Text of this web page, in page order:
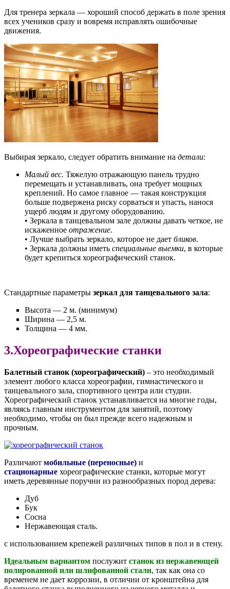
Для тренера зеркала — хороший способ держать в поле зрения
всех учеников сразу и вовремя исправлять ошибочные
движения.
Выбирая зеркало, следует обратить внимание на детали:
Малый вес. Тяжелую отражающую панель трудно
перемещать и устанавливать, она требует мощных
креплений. Но самое главное — такая конструкция
больше подвержена риску сорваться и упасть, нанося
ущерб людям и другому оборудованию.
• Зеркала в танцевальном зале должны давать четкое, не
искаженное отражение.
• Лучше выбрать зеркало, которое не дает бликов.
• Зеркала должны иметь специальные выемки, в которые
будет крепиться хореографический станок.
Стандартные параметры зеркал для танцевального зала:
Высота — 2 м. (минимум)
Ширина — 2,5 м.
Толщина — 4 мм.
3.Хореографические станки
Балетный станок (хореографический) – это необходимый
элемент любого класса хореографии, гимнастического и
танцевального зала, спортивного центра или студии.
Хореографический станок устанавливается на многие годы,
являясь главным инструментом для занятий, поэтому
необходимо, чтобы он был прежде всего надежным и
прочным.
Различают мобильные (переносные) и
стационарные хореографические станки, которые могут
иметь деревянные поручни из разнообразных пород дерева:
Дуб
Бук
Сосна
Нержавеющая сталь.
с использованием крепежей различных типов в пол и в стену.
Идеальным вариантом послужит станок из нержавеющей
полированной или шлифованной стали, так как она со
временем не дает коррозии, в отличии от кронштейна для